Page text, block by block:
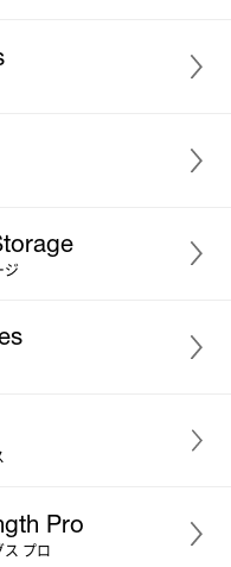
ジ
Pro
ス プロ
バーベル 20kg (ブ